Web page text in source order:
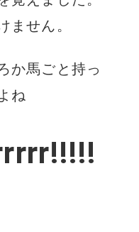
ません。
か馬ごと持っ
ね